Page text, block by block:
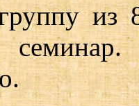
из
семинар.